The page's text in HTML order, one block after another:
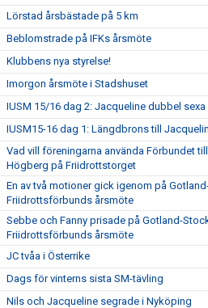
Lörstad årsbästade på 5 km
Beblomstrade på IFKs årsmöte
Klubbens nya styrelse!
Imorgon årsmöte i Stadshuset
IUSM 15/16 dag 2: Jacqueline dubbel sexa
IUSM15-16 dag 1: Längdbrons till
Vad vill föreningarna använda Förbundet
Högberg på Friidrottstorget
En av två motioner gick igenom på
Friidrottsförbunds årsmöte
Sebbe och Fanny prisade på Gotland-
Friidrottsförbunds årsmöte
JC tvåa i Österrike
Dags för vinterns sista SM-tävling
Nils och Jacqueline segrade i Nyköping